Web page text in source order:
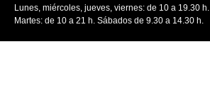
Lunes, miércoles, jueves, viernes: de 10 a 19.30 h.
Martes: de 10 a 21 h. Sábados de 9.30 a 14.30 h.